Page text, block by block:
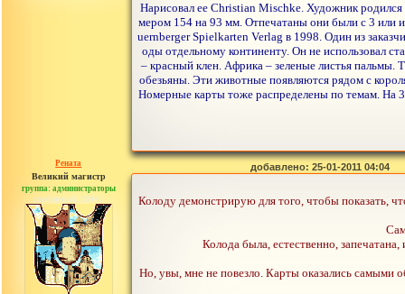
Нарисовал ее Christian Mischke. Художник
мером 154 на 93 мм. Отпечатаны они были с 3 или
uernberger Spielkarten Verlag в 1998. Один из
оды отдельному континенту. Он не использовал
– красный клен. Африка – зеленые листья
обезьяны. Эти животные появляются рядом с
Номерные карты тоже распределены по темам. На
Рената
Великий магистр
группа: администраторы
сообщений: 30442
добавлено: 25-01-2011 04:04
Колоду демонстрирую для того, чтобы показать,
Колода была, естественно,
Но, увы, мне не повезло. Карты оказались самыми